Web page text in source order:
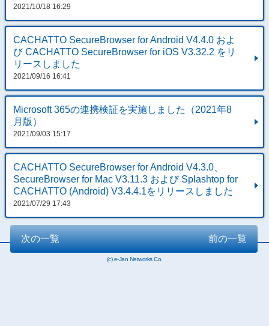
2021/10/18 16:29
CACHATTO SecureBrowser for Android V4.4.0 およ
び CACHATTO SecureBrowser for iOS V3.32.2 をリ
リースしました
2021/09/16 16:41
Microsoft 365の連携検証を実施しました（2021年8
月版）
2021/09/03 15:17
CACHATTO SecureBrowser for Android V4.3.0、
SecureBrowser for Mac V3.11.3 および Splashtop for
CACHATTO (Android) V3.4.4.1をリリースしました
2021/07/29 17:43
前の一覧
次の一覧
(c) e-Jan Networks Co.